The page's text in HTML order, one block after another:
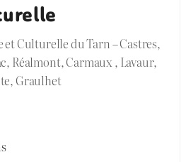
Culturelle du Tarn – Castres,
Réalmont, Carmaux , Lavaur,
Graulhet